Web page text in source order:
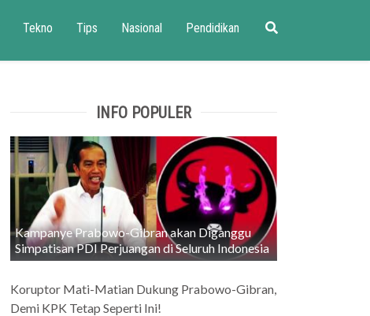
Tekno Tips Nasional Pendidikan
INFO POPULER
Kampanye Prabowo-Gibran akan Diganggu
Simpatisan PDI Perjuangan di Seluruh Indonesia
Koruptor Mati-Matian Dukung Prabowo-Gibran,
Demi KPK Tetap Seperti Ini!